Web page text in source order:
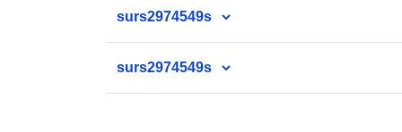
surs2974549s
surs2974549s